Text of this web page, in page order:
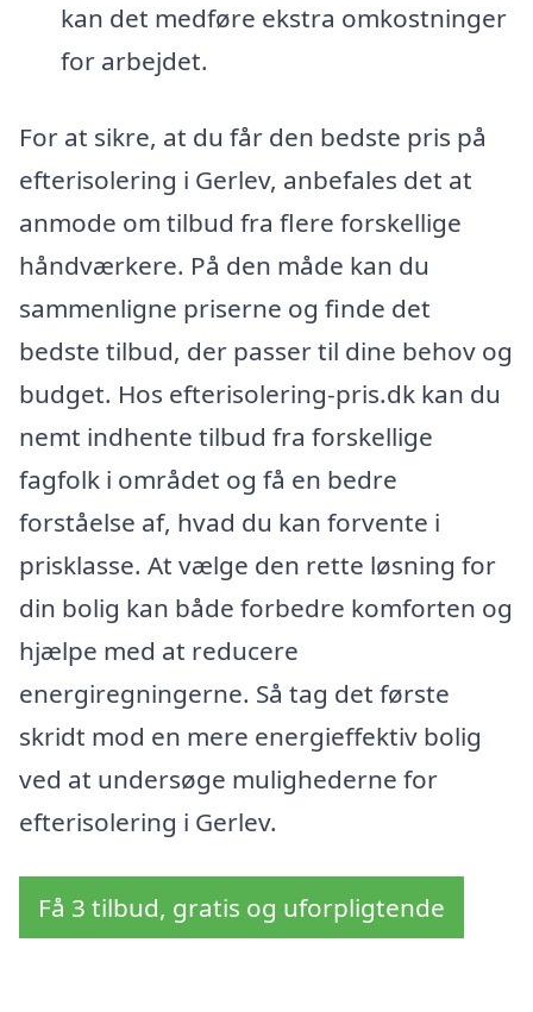
kan det medføre ekstra omkostninger
for arbejdet.
For at sikre, at du får den bedste pris på
efterisolering i Gerlev, anbefales det at
anmode om tilbud fra flere forskellige
håndværkere. På den måde kan du
sammenligne priserne og finde det
bedste tilbud, der passer til dine behov og
budget. Hos efterisolering-pris.dk kan du
nemt indhente tilbud fra forskellige
fagfolk i området og få en bedre
forståelse af, hvad du kan forvente i
prisklasse. At vælge den rette løsning for
din bolig kan både forbedre komforten og
hjælpe med at reducere
energiregningerne. Så tag det første
skridt mod en mere energieffektiv bolig
ved at undersøge mulighederne for
efterisolering i Gerlev.
Få 3 tilbud, gratis og uforpligtende